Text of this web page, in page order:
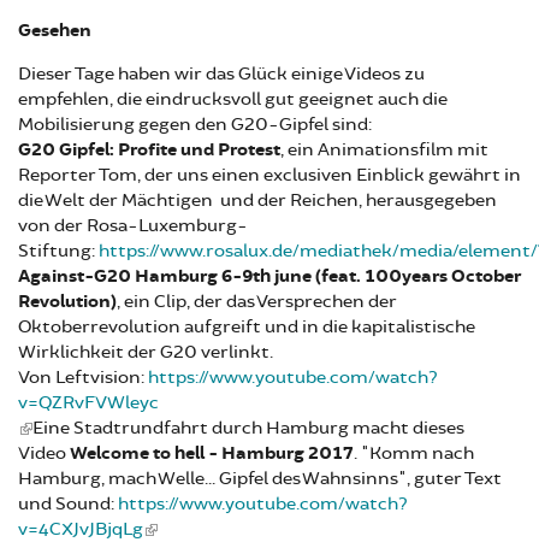
Gesehen
Dieser Tage haben wir das Glück einige Videos zu
empfehlen, die eindrucksvoll gut geeignet auch die
Mobilisierung gegen den G20-Gipfel sind:
G20 Gipfel: Profite und Protest, ein Animationsfilm mit
Reporter Tom, der uns einen exclusiven Einblick gewährt in
die Welt der Mächtigen und der Reichen, herausgegeben
von der Rosa-Luxemburg-
Stiftung: https://www.rosalux.de/mediathek/media/
Against-G20 Hamburg 6-9th june (feat. 100years October
Revolution), ein Clip, der das Versprechen der
Oktoberrevolution aufgreift und in die kapitalistische
Wirklichkeit der G20 verlinkt.
Von Leftvision: https://www.youtube.com/watch?
v=QZRvFVWleyc
Eine Stadtrundfahrt durch Hamburg macht dieses
VideoWelcome to hell - Hamburg 2017. "Komm nach
Hamburg, mach Welle... Gipfel des Wahnsinns", guter Text
und Sound: https://www.youtube.com/watch?
v=4CXJvJBjqLg